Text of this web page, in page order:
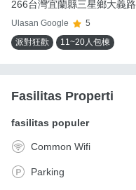
266台灣宜蘭縣三星鄉大義路
Ulasan Google
5
派對狂歡
11~20人包棟
Fasilitas Properti
fasilitas populer
Common Wifi
Parking